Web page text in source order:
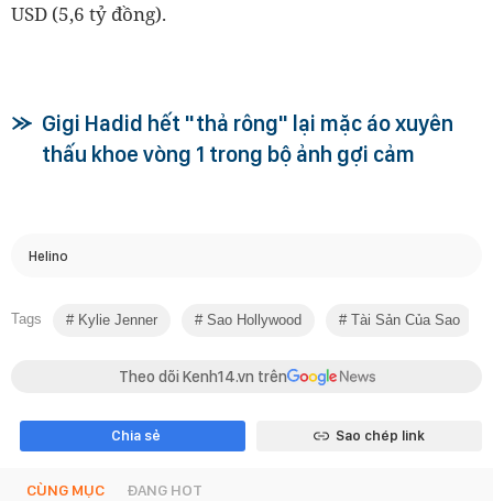
USD (5,6 tỷ đồng).
Gigi Hadid hết "thả rông" lại mặc áo xuyên
thấu khoe vòng 1 trong bộ ảnh gợi cảm
Helino
Tags Kylie Jenner Sao Hollywood Tài Sản Của Sao
Theo dõi Kenh14.vn trên
Chia sẻ Sao chép link
CÙNG MỤC ĐANG HOT